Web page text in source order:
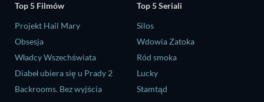
Top 5 Filmów
Projekt Hail Mary
Obsesja
Władcy Wszechświata
Diabeł ubiera się u Prady 2
Backrooms. Bez wyjścia
Top 5 Seriali
Silos
Wdowia Zatoka
Ród smoka
Lucky
Stamtąd